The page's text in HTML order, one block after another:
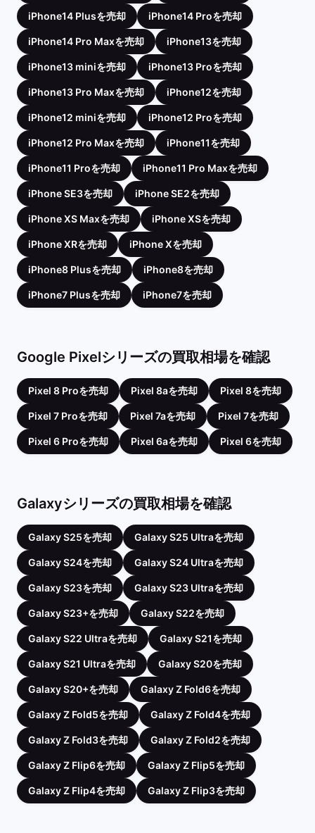
iPhone14 Plusを売却 iPhone14 Proを売却
iPhone14 Pro Maxを売却 iPhone13を売却
iPhone13 miniを売却 iPhone13 Proを売却
iPhone13 Pro Maxを売却 iPhone12を売却
iPhone12 miniを売却 iPhone12 Proを売却
iPhone12 Pro Maxを売却 iPhone11を売却
iPhone11 Proを売却 iPhone11 Pro Maxを売却
iPhone SE3を売却 iPhone SE2を売却
iPhone XS Maxを売却 iPhone XSを売却
iPhone XRを売却 iPhone Xを売却
iPhone8 Plusを売却 iPhone8を売却
iPhone7 Plusを売却 iPhone7を売却
Google Pixelシリーズの買取相場を確認
Pixel 8 Proを売却 Pixel 8aを売却 Pixel 8を売却
Pixel 7 Proを売却 Pixel 7aを売却 Pixel 7を売却
Pixel 6 Proを売却 Pixel 6aを売却 Pixel 6を売却
Galaxyシリーズの買取相場を確認
Galaxy S25を売却 Galaxy S25 Ultraを売却
Galaxy S24を売却 Galaxy S24 Ultraを売却
Galaxy S23を売却 Galaxy S23 Ultraを売却
Galaxy S23+を売却 Galaxy S22を売却
Galaxy S22 Ultraを売却 Galaxy S21を売却
Galaxy S21 Ultraを売却 Galaxy S20を売却
Galaxy S20+を売却 Galaxy Z Fold6を売却
Galaxy Z Fold5を売却 Galaxy Z Fold4を売却
Galaxy Z Fold3を売却 Galaxy Z Fold2を売却
Galaxy Z Flip6を売却 Galaxy Z Flip5を売却
Galaxy Z Flip4を売却 Galaxy Z Flip3を売却